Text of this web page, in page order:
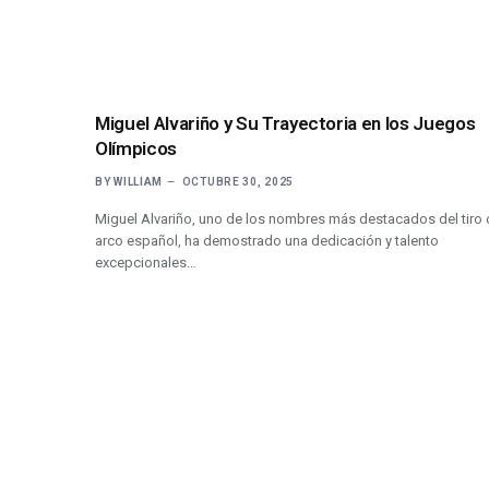
Miguel Alvariño y Su Trayectoria en los Juegos
Olímpicos
BY WILLIAM OCTUBRE 30, 2025
Miguel Alvariño, uno de los nombres más destacados del tiro
arco español, ha demostrado una dedicación y talento
excepcionales…